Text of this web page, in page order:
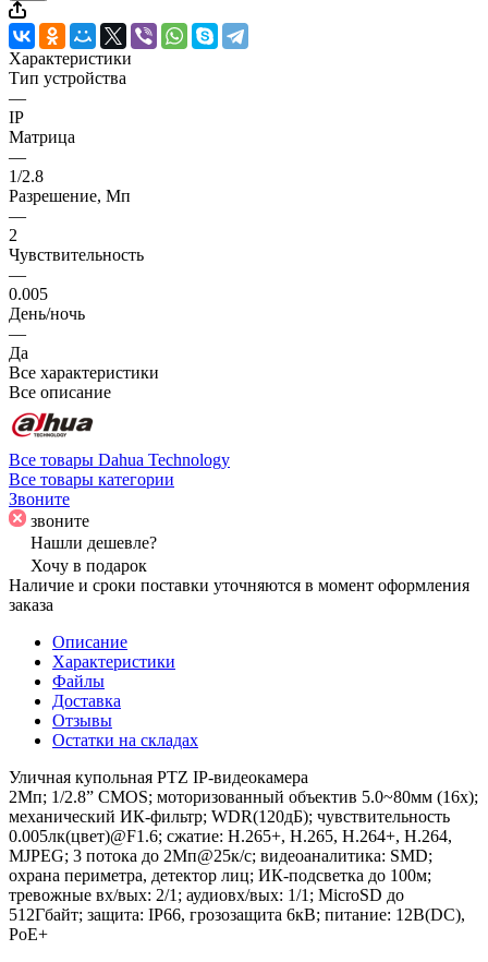
Характеристики
Тип устройства
—
IP
Матрица
—
1/2.8
Разрешение, Мп
—
2
Чувствительность
—
0.005
День/ночь
—
Да
Все характеристики
Все описание
Все товары Dahua Technology
Все товары категории
Звоните
звоните
Нашли дешевле?
Хочу в подарок
Наличие и сроки поставки уточняются в момент оформления
заказа
Описание
Характеристики
Файлы
Доставка
Отзывы
Остатки на складах
Уличная купольная PTZ IP-видеокамера
2Mп; 1/2.8” CMOS; моторизованный объектив 5.0~80мм (16x);
механический ИК-фильтр; WDR(120дБ); чувствительность
0.005лк(цвет)@F1.6; сжатие: H.265+, H.265, H.264+, H.264,
MJPEG; 3 потока до 2Мп@25к/с; видеоаналитика: SMD;
охрана периметра, детектор лиц; ИК-подсветка до 100м;
тревожные вх/вых: 2/1; аудиовх/вых: 1/1; MicroSD до
512Гбайт; защита: IP66, грозозащита 6кВ; питание: 12В(DC),
PoE+